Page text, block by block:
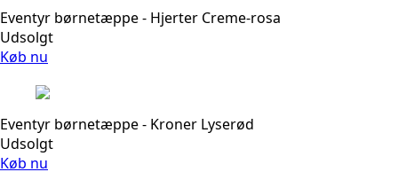
Eventyr børnetæppe - Hjerter Creme-rosa
Udsolgt
Køb nu
Eventyr børnetæppe - Kroner Lyserød
Udsolgt
Køb nu